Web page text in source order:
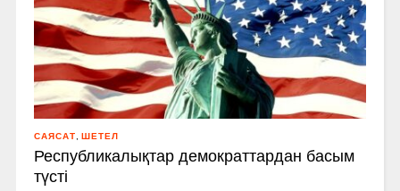
САЯСАТ ШЕТЕЛ
Республикалықтар демократтардан басым
түсті